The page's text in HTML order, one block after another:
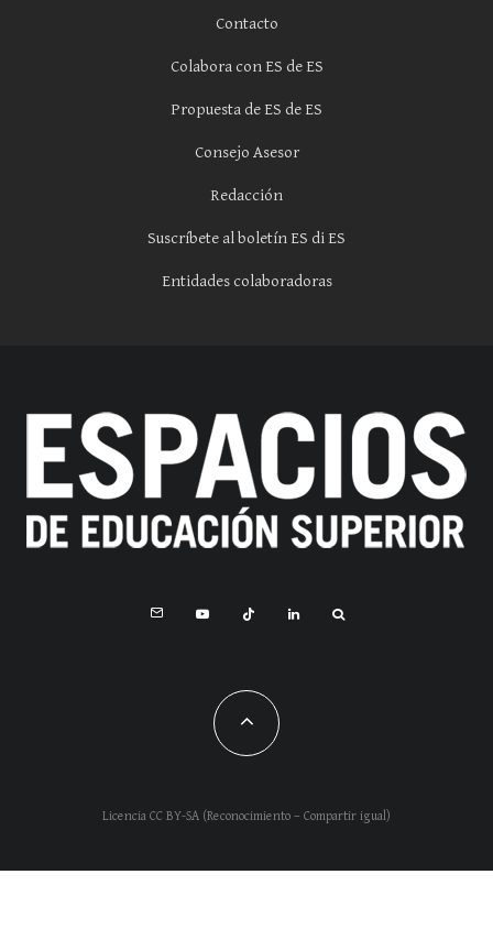
Contacto
Colabora con ES de ES
Propuesta de ES de ES
Consejo Asesor
Redacción
Suscríbete al boletín ES di ES
Entidades colaboradoras
Licencia CC BY-SA (Reconocimiento – Compartir igual)